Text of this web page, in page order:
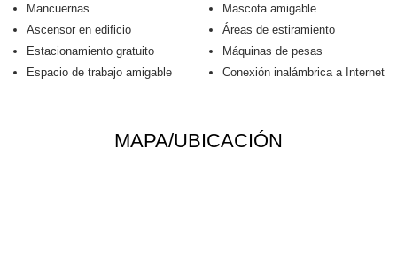
Mancuernas
Ascensor en edificio
Estacionamiento gratuito
Espacio de trabajo amigable
Mascota amigable
Áreas de estiramiento
Máquinas de pesas
Conexión inalámbrica a Internet
MAPA/UBICACIÓN